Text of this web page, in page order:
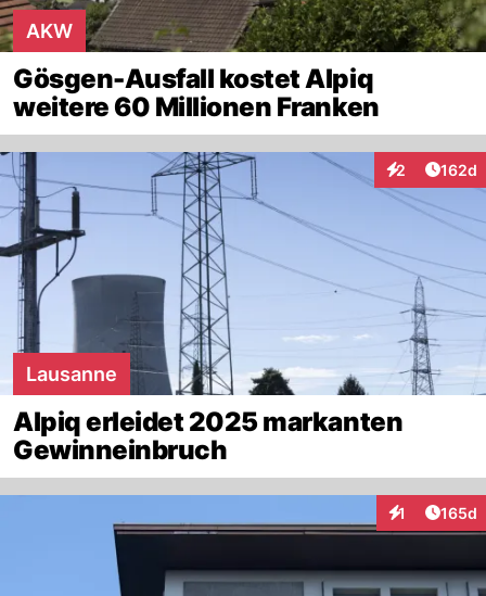
AKW
Gösgen-Ausfall kostet Alpiq
weitere 60 Millionen Franken
2
Interaktionen
162d
Lausanne
Alpiq erleidet 2025 markanten
Gewinneinbruch
1
Interaktionen
165d